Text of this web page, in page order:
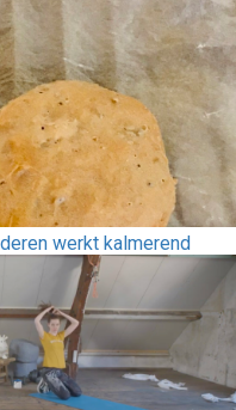
werkt kalmerend